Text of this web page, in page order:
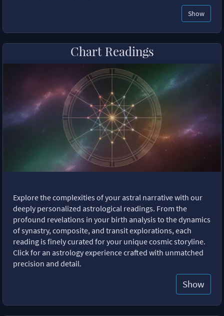
Show
Chart Readings
Explore the complexities of your astral narrative with our
deeply personalized astrological readings. From the
profound revelations in your birth analysis to the dynamics
of synastry, composite, and transit explorations, each
reading is finely curated for your unique cosmic storyline.
Click for an astrology experience crafted with unmatched
precision and detail.
Show